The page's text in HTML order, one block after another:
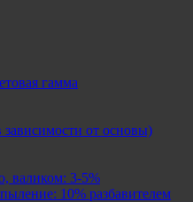
гамма
зависимости от основы)
валиком: 3-5%
10% разбавителем